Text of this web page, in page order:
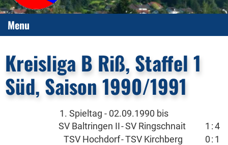
Menu
Kreisliga B Riß, Staffel 1
Süd, Saison 1990/1991
1. Spieltag - 02.09.1990 bis
SV Baltringen II -SV Ringschnait 1 : 4
TSV Hochdorf-TSV Kirchberg 0 : 1